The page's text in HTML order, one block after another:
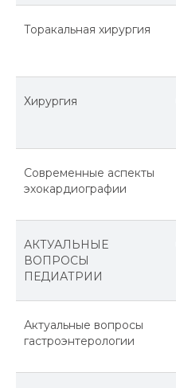
Торакальная хирургия
Хирургия
Современные аспекты
эхокардиографии
АКТУАЛЬНЫЕ
ВОПРОСЫ
ПЕДИАТРИИ
Актуальные вопросы
гастроэнтерологии